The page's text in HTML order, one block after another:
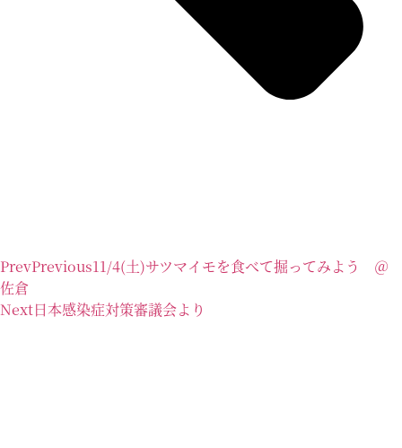
PrevPrevious11/4(土)サツマイモを食べて掘ってみよう ＠
佐倉
Next日本感染症対策審議会より